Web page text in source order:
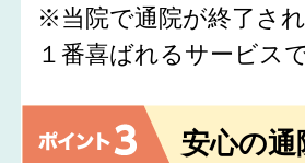
※当院で通院が終了さ
１番喜ばれるサービスで
安心の